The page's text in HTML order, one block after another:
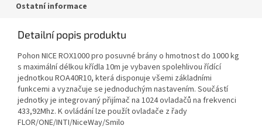
Ostatní informace
Detailní popis produktu
Pohon NICE ROX1000 pro posuvné brány o hmotnost do 1000 kg
s maximální délkou křídla 10m je vybaven spolehlivou řídící
jednotkou ROA40R10, která disponuje všemi základními
funkcemi a vyznačuje se jednoduchým nastavením. Součástí
jednotky je integrovaný přijímač na 1024 ovladačů na frekvenci
433,92Mhz. K ovládání lze použít ovladače z řady
FLOR/ONE/INTI/NiceWay/Smilo